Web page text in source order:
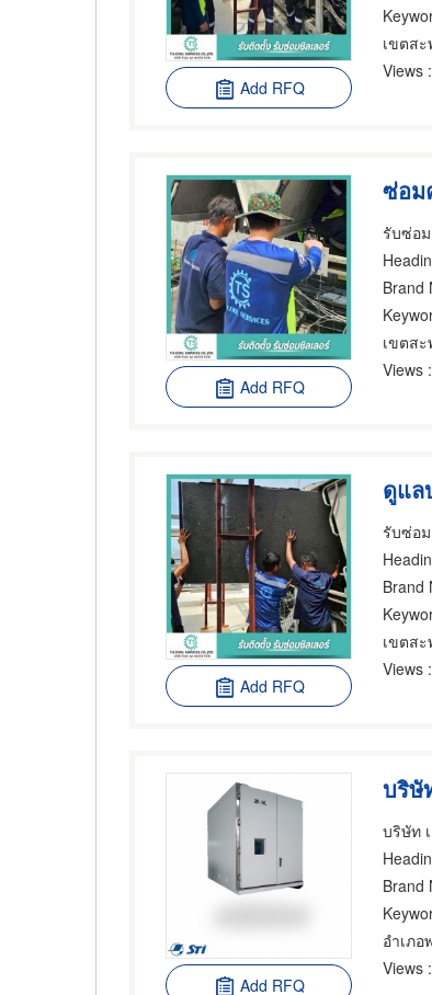
Add RFQ
เขตส
Views
Add RFQ
ซ่อม
Brand
เขตส
Views
Add RFQ
Brand
เขตส
Views
Add RFQ
บริษั
Brand
อำเภอ
Views